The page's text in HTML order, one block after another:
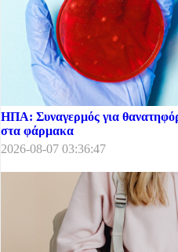
ΗΠΑ: Συναγερμός για
στα φάρμακα
2026-08-07 03:36:47